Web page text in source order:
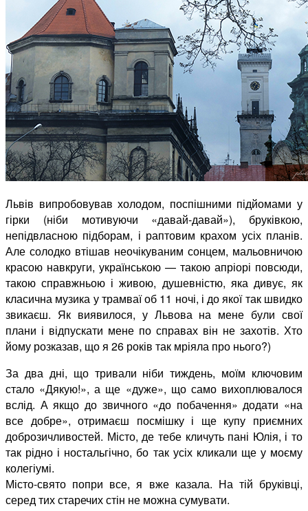
Львів випробовував холодом, поспішними підйомами у
гірки (ніби мотивуючи «давай-давай»), бруківкою,
непідвласною підборам, і раптовим крахом усіх планів.
Але солодко втішав неочікуваним сонцем, мальовничою
красою навкруги, українською — такою апріорі повсюди,
такою справжньою і живою, душевністю, яка дивує, як
класична музика у трамваї об 11 ночі, і до якої так швидко
звикаєш. Як виявилося, у Львова на мене були свої
плани і відпускати мене по справах він не захотів. Хто
йому розказав, що я 26 років так мріяла про нього?)
За два дні, що тривали ніби тиждень, моїм ключовим
стало «Дякую!», а ще «дуже», що само вихоплювалося
вслід. А якщо до звичного «до побачення» додати «на
все добре», отримаєш посмішку і ще купу приємних
доброзичливостей. Місто, де тебе кличуть пані Юлія, і то
так рідно і ностальгічно, бо так усіх кликали ще у моєму
колегіумі.
Місто-свято попри все, я вже казала. На тій бруківці,
серед тих старечих стін не можна сумувати.